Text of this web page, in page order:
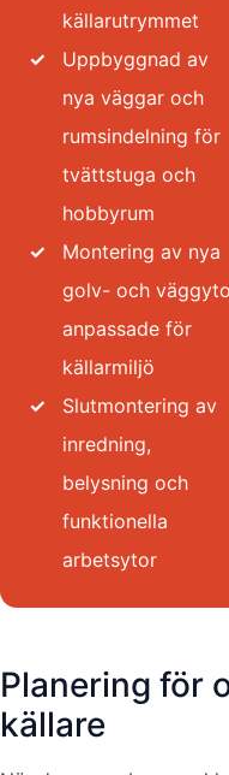
källarutrymmet
✓
Uppbyggnad av
nya väggar och
rumsindelning för
tvättstuga och
hobbyrum
✓
Montering av nya
golv- och
anpassade för
källarmiljö
✓
Slutmontering av
inredning,
belysning och
funktionella
arbetsytor
Planering för
källare